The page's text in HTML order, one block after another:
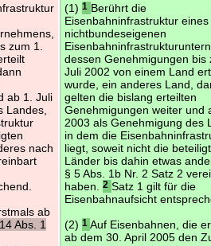
zum 1.
ab 1. Juli
Landes,
nach
ab
Abs. 1
(1)1 Berührt die
Eisenbahninfrastruktur eines
nichtbundeseigenen
dessen Genehmigungen bis
Juli 2002 von einem Land
wurde, ein anderes Land,
gelten die bislang erteilten
Genehmigungen weiter und
2003 als Genehmigung des
in dem die
liegt, soweit nicht die
Länder bis dahin etwas
§ 5 Abs. 1b Nr. 2 Satz 2
haben.2 Satz 1 gilt für die
Eisenbahnaufsicht
(2)1 Auf Eisenbahnen, die
ab dem 30. April 2005 den